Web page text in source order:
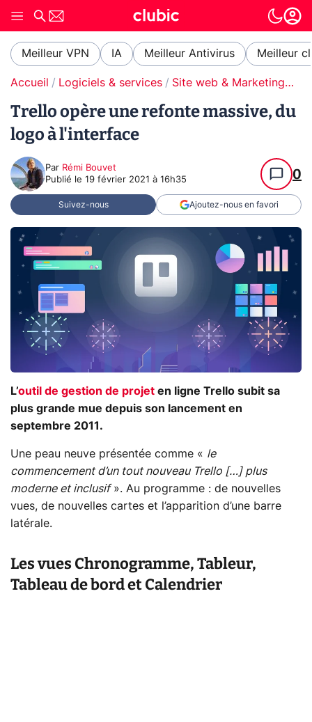
Meilleur VPN IA Meilleur Antivirus Meilleur
Accueil Logiciels & services Site web & Marketing Digital
Trello opère une refonte massive, du
logo à l'interface
Par Rémi Bouvet
Publié le 19 février 2021 à 16h35 0
Suivez-nous Ajoutez-nous en favori
L’outil de gestion de projet en ligne Trello subit sa
plus grande mue depuis son lancement en
septembre 2011.
Une peau neuve présentée comme « le
commencement d’un tout nouveau Trello […] plus
moderne et inclusif». Au programme : de nouvelles
vues, de nouvelles cartes et l’apparition d’une barre
latérale.
Les vues Chronogramme, Tableur,
Tableau de bord et Calendrier